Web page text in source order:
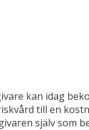
kan idag
till en
själv som